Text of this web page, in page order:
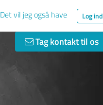
Det vil jeg også have Log ind
Tag kontakt til os